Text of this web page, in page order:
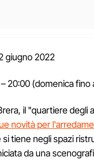
giugno 2022
20:00 (domenica fino
il "quartiere degli
novità per
si tiene negli spazi
da una